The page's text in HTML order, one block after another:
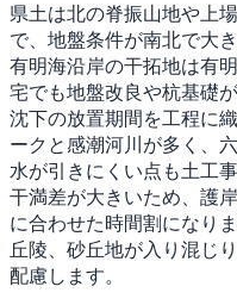
県土は北の脊振山地や上
で、地盤条件が南北で大
有明海沿岸の干拓地は有
宅でも地盤改良や杭基礎
沈下の放置期間を工程に
ークと感潮河川が多く、
水が引きにくい点も土工
干満差が大きいため、護
に合わせた時間割になり
丘陵、砂丘地が入り混じ
配慮します。